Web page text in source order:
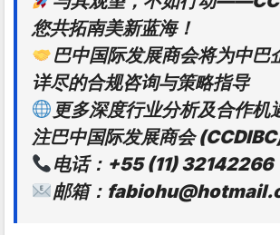
您共拓南美新蓝海！
巴中国际发展商会将为中巴
详尽的合规咨询与策略指导
更多深度行业分析及合作机
注巴中国际发展商会
电话：+55 (11) 32142266
邮箱：